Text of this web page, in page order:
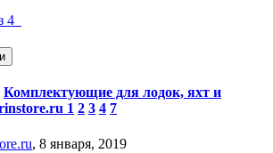
4
Комплектующие для лодок, яхт и
1 2 3 4 7
, 8 января, 2019